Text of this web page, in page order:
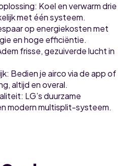
: Koel en verwarm drie
met één systeem.
op energiekosten met
en hoge efficiëntie.
frisse, gezuiverde lucht in
: Bedien je airco via de app of
altijd en overal.
: LG’s duurzame
modern multisplit-systeem.